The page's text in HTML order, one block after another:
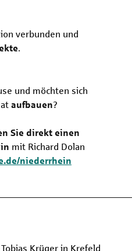
verbunden und
.
und möchten sich
aufbauen?
Sie direkt einen
mit Richard Dolan
niederrhein
Krüger in Krefeld